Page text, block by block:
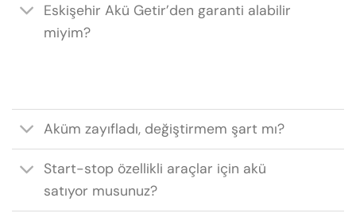
Eskişehir Akü Getir’den garanti alabilir
miyim?
Aküm zayıfladı, değiştirmem şart mı?
Start-stop özellikli araçlar için akü
satıyor musunuz?